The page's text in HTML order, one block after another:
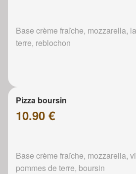
Base crème fraîche, mozzarella,
terre, reblochon
Pizza boursin
10.90 €
Base crème fraîche, mozzarella,
pommes de terre, boursin